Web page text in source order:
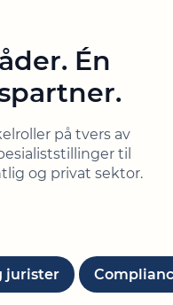
Én
på tvers av
til
og privat sektor.
og jurister